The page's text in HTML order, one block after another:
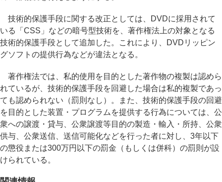
技術的保護手段に関する改正としては、DVDに採用されて
いる「CSS」などの暗号型技術を、著作権法上の対象となる
技術的保護手段として追加した。これにより、DVDリッピン
グソフトの提供行為などが違法となる。
著作権法では、私的使用を目的とした著作物の複製は認めら
れているが、技術的保護手段を回避した場合は私的複製であっ
ても認められない（罰則なし）。また、技術的保護手段の回避
を目的とした装置・プログラムを提供する行為については、公
衆への譲渡・貸与、公衆譲渡等目的の製造・輸入・所持、公衆
供与、公衆送信、送信可能化などを行った者に対し、3年以下
の懲役または300万円以下の罰金（もしくは併科）の罰則が設
けられている。